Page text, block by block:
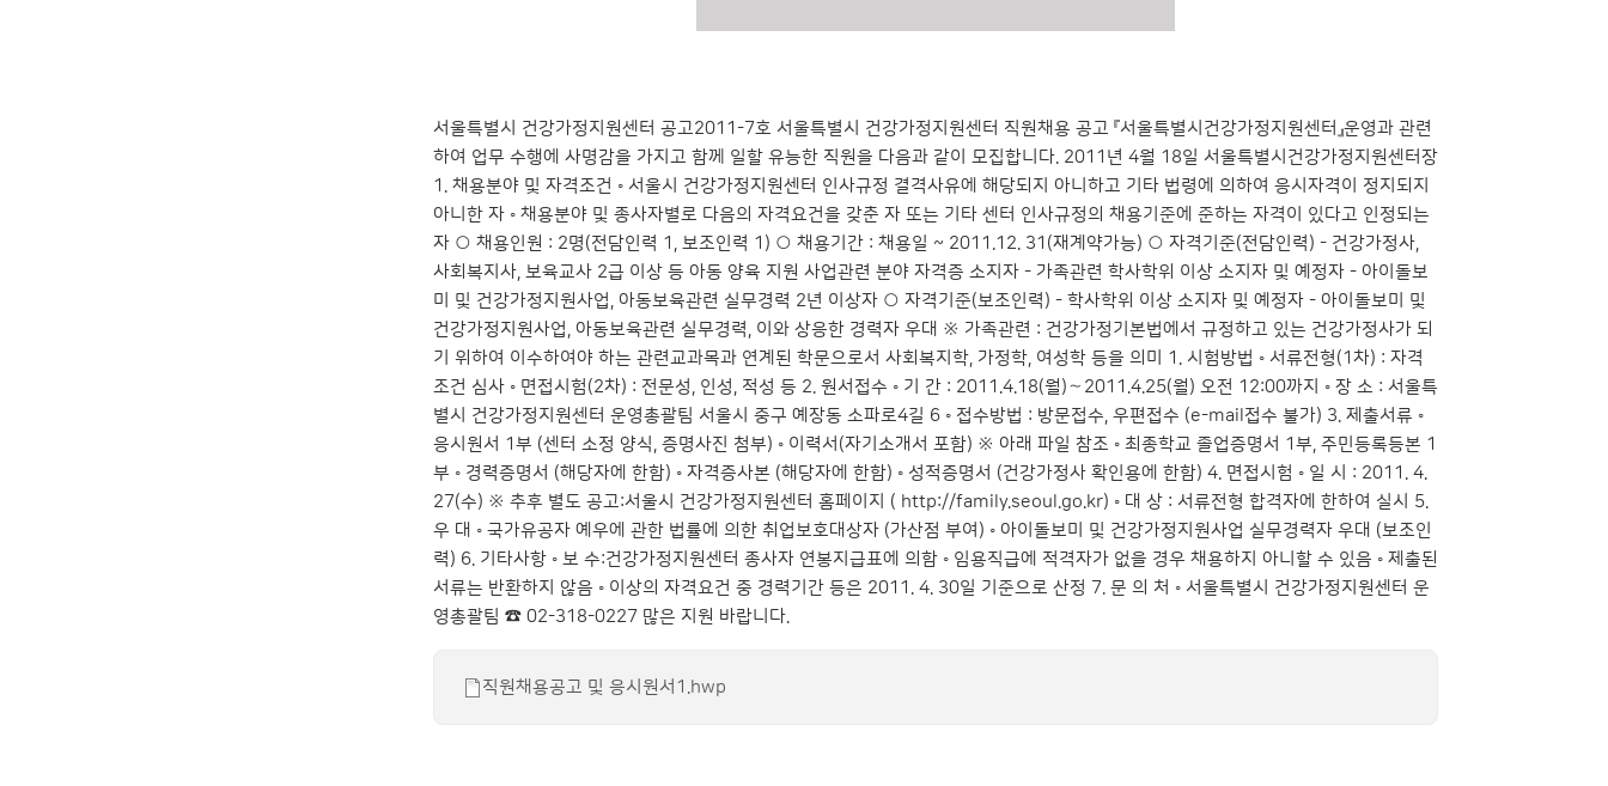
서울특별시 건강가정지원센터 공고2011-7호 서울특별시 건강가정지원센터 직원채용 공고 『서울특별시건강가정지원센터』운영과 관련
하여 업무 수행에 사명감을 가지고 함께 일할 유능한 직원을 다음과 같이 모집합니다. 2011년 4월 18일 서울특별시건강가정지원센터장
1. 채용분야 및 자격조건 ◦ 서울시 건강가정지원센터 인사규정 결격사유에 해당되지 아니하고 기타 법령에 의하여 응시자격이 정지되지
아니한 자 ◦ 채용분야 및 종사자별로 다음의 자격요건을 갖춘 자 또는 기타 센터 인사규정의 채용기준에 준하는 자격이 있다고 인정되는
자 ○ 채용인원 : 2명(전담인력 1, 보조인력 1) ○ 채용기간 : 채용일 ~ 2011.12. 31(재계약가능) ○ 자격기준(전담인력) - 건강가정사,
사회복지사, 보육교사 2급 이상 등 아동 양육 지원 사업관련 분야 자격증 소지자 - 가족관련 학사학위 이상 소지자 및 예정자 - 아이돌보
미 및 건강가정지원사업, 아동보육관련 실무경력 2년 이상자 ○ 자격기준(보조인력) - 학사학위 이상 소지자 및 예정자 - 아이돌보미 및
건강가정지원사업, 아동보육관련 실무경력, 이와 상응한 경력자 우대 ※ 가족관련 : 건강가정기본법에서 규정하고 있는 건강가정사가 되
기 위하여 이수하여야 하는 관련교과목과 연계된 학문으로서 사회복지학, 가정학, 여성학 등을 의미 1. 시험방법 ◦ 서류전형(1차) : 자격
조건 심사 ◦ 면접시험(2차) : 전문성, 인성, 적성 등 2. 원서접수 ◦ 기 간 : 2011.4.18(월)～2011.4.25(월) 오전 12:00까지 ◦ 장 소 : 서울특
별시 건강가정지원센터 운영총괄팀 서울시 중구 예장동 소파로4길 6 ◦ 접수방법 : 방문접수, 우편접수 (e-mail접수 불가) 3. 제출서류 ◦
응시원서 1부 (센터 소정 양식, 증명사진 첨부) ◦ 이력서(자기소개서 포함) ※ 아래 파일 참조 ◦ 최종학교 졸업증명서 1부, 주민등록등본 1
부 ◦ 경력증명서 (해당자에 한함) ◦ 자격증사본 (해당자에 한함) ◦ 성적증명서 (건강가정사 확인용에 한함) 4. 면접시험 ◦ 일 시 : 2011. 4.
27(수) ※ 추후 별도 공고:서울시 건강가정지원센터 홈페이지 ( http://family.seoul.go.kr) ◦ 대 상 : 서류전형 합격자에 한하여 실시 5.
우 대 ◦ 국가유공자 예우에 관한 법률에 의한 취업보호대상자 (가산점 부여) ◦ 아이돌보미 및 건강가정지원사업 실무경력자 우대 (보조인
력) 6. 기타사항 ◦ 보 수:건강가정지원센터 종사자 연봉지급표에 의함 ◦ 임용직급에 적격자가 없을 경우 채용하지 아니할 수 있음 ◦ 제출된
서류는 반환하지 않음 ◦ 이상의 자격요건 중 경력기간 등은 2011. 4. 30일 기준으로 산정 7. 문 의 처 ◦ 서울특별시 건강가정지원센터 운
영총괄팀 ☎ 02-318-0227 많은 지원 바랍니다.
직원채용공고 및 응시원서1.hwp